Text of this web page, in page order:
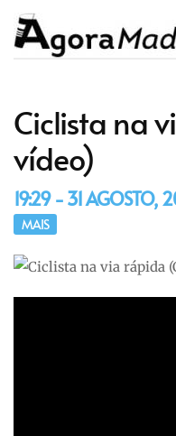
Ciclista na
vídeo)
19:29 - 31 AGOSTO,
MAIS